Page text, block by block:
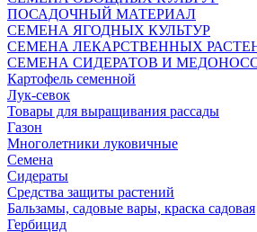
ПОСАДОЧНЫЙ МАТЕРИАЛ
СЕМЕНА ЯГОДНЫХ КУЛЬТУР
СЕМЕНА ЛЕКАРСТВЕННЫХ
СЕМЕНА СИДЕРАТОВ И
Картофель семенной
Лук-севок
Товары для выращивания рассады
Газон
Многолетники луковичные
Семена
Сидераты
Средства защиты растений
Бальзамы, садовые вары, краска садовая
Гербицид